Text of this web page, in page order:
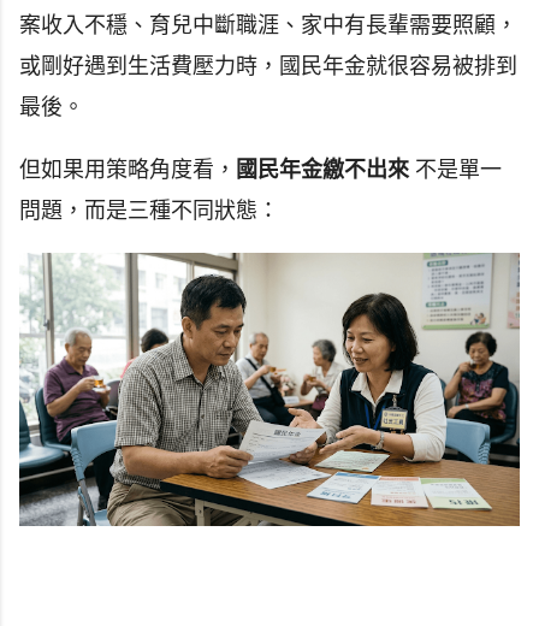
案收入不穩、育兒中斷職涯、家中有長輩需要照顧，
或剛好遇到生活費壓力時，國民年金就很容易被排到
最後。
但如果用策略角度看， 國民年金繳不出來不是單一
問題，而是三種不同狀態：